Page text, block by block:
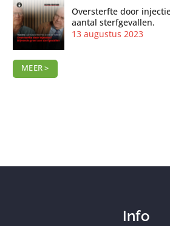
Oversterfte door
aantal sterfgevallen.
13 augustus 2023
MEER >
Info